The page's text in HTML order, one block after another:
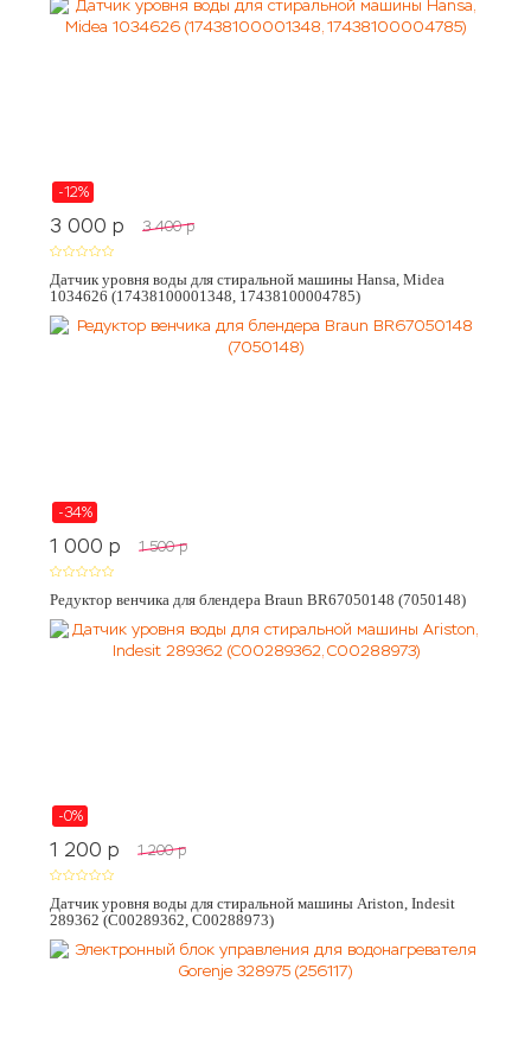
-12%
3 000 p 3 400 p
Датчик уровня воды для стиральной машины Hansa, Midea
1034626 (17438100001348, 17438100004785)
-34%
1 000 p 1 500 p
Редуктор венчика для блендера Braun BR67050148 (7050148)
-0%
1 200 p 1 200 p
Датчик уровня воды для стиральной машины Ariston, Indesit
289362 (C00289362, C00288973)